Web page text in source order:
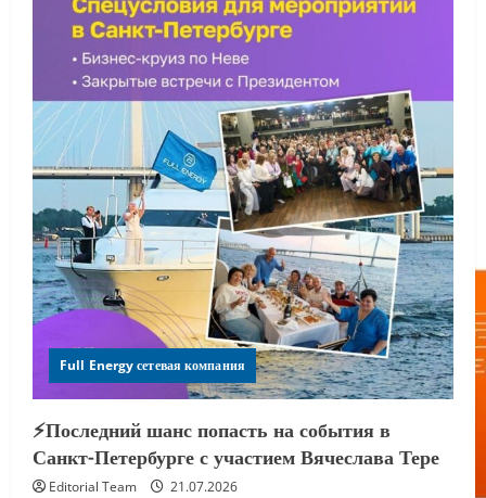
Full Energy сетевая компания
⚡️Последний шанс попасть на события в
Санкт-Петербурге с участием Вячеслава Тере
Editorial Team 21.07.2026